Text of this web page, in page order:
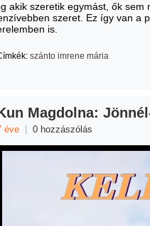
akik szeretik egymást, ők sem
szeret. Ez így van a
is.
szánto imrene mária
Magdolna:
éve 0 hozzászólás